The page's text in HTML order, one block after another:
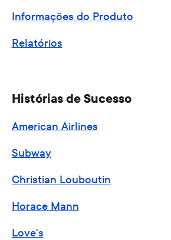
Informações do Produto
Relatórios
Histórias de Sucesso
American Airlines
Subway
Christian Louboutin
Horace Mann
Love's